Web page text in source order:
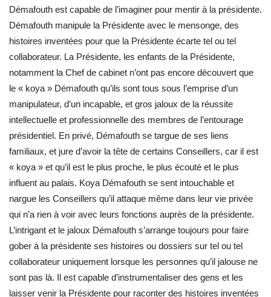
Démafouth est capable de l’imaginer pour mentir à la présidente.
Démafouth manipule la Présidente avec le mensonge, des
histoires inventées pour que la Présidente écarte tel ou tel
collaborateur. La Présidente, les enfants de la Présidente,
notamment la Chef de cabinet n’ont pas encore découvert que
le « koya » Démafouth qu’ils sont tous sous l’emprise d’un
manipulateur, d’un incapable, et gros jaloux de la réussite
intellectuelle et professionnelle des membres de l’entourage
présidentiel. En privé, Démafouth se targue de ses liens
familiaux, et jure d’avoir la tête de certains Conseillers, car il est
« koya » et qu’il est le plus proche, le plus écouté et le plus
influent au palais. Koya Démafouth se sent intouchable et
nargue les Conseillers qu’il attaque même dans leur vie privée
qui n’a rien à voir avec leurs fonctions auprès de la présidente.
L’intrigant et le jaloux Démafouth s’arrange toujours pour faire
gober à la présidente ses histoires ou dossiers sur tel ou tel
collaborateur uniquement lorsque les personnes qu’il jalouse ne
sont pas là. Il est capable d’instrumentaliser des gens et les
laisser venir la Présidente pour raconter des histoires inventées